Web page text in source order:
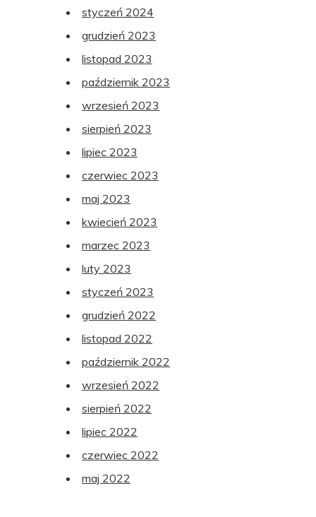
styczeń 2024
grudzień 2023
listopad 2023
październik 2023
wrzesień 2023
sierpień 2023
lipiec 2023
czerwiec 2023
maj 2023
kwiecień 2023
marzec 2023
luty 2023
styczeń 2023
grudzień 2022
listopad 2022
październik 2022
wrzesień 2022
sierpień 2022
lipiec 2022
czerwiec 2022
maj 2022